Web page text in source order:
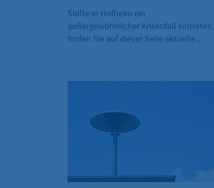
Sollte in Hofheim ein
außergewöhnlicher Krisenfall eintreten,
finden Sie auf dieser Seite aktuelle